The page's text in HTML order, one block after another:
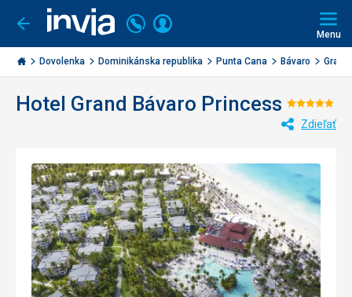
Ísť
späť
Invia.sk
Volajte
+421
2
3221
Prihlásiť
Menu
Dovolenka Dominikánska republika Punta Cana Bávaro
Hotel Grand Bávaro Princess
5/5Zdieľať